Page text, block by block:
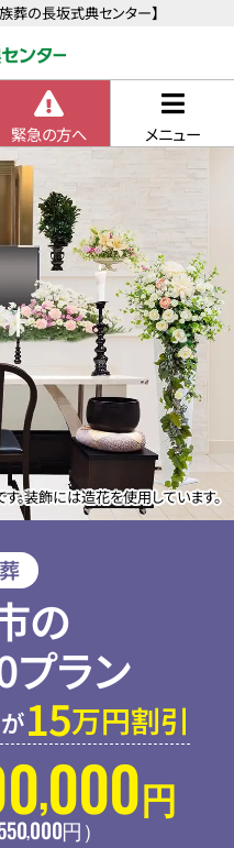
葬の長坂式典センター】
緊急の方へ メニュー
。装飾には造花を使用しています。
の
ラン
15万円割引
,000 円
,000円 ）